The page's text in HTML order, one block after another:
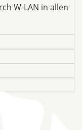
W-LAN in allen